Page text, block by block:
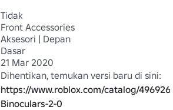
Tidak
Front Accessories
Aksesori | Depan
Dasar
21 Mar 2020
https://www.roblox.com/catalog/
Binoculars-2-0